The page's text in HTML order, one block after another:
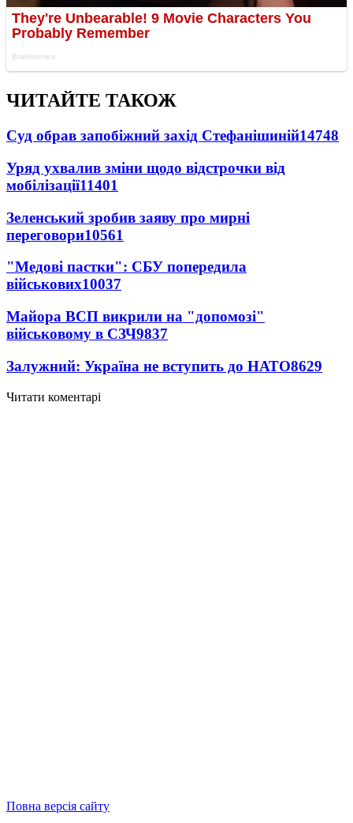
ЧИТАЙТЕ ТАКОЖ
Суд обрав запобіжний захід Стефанішиній14748
Уряд ухвалив зміни щодо відстрочки від
мобілізації11401
Зеленський зробив заяву про мирні
переговори10561
"Медові пастки": СБУ попередила
військових10037
Майора ВСП викрили на "допомозі"
військовому в СЗЧ9837
Залужний: Україна не вступить до НАТО8629
Читати коментарі
Повна версія сайту